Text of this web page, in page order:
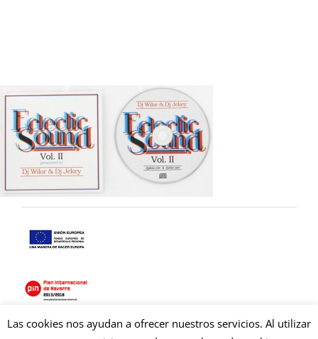
Las cookies nos ayudan a ofrecer nuestros servicios. Al utilizar